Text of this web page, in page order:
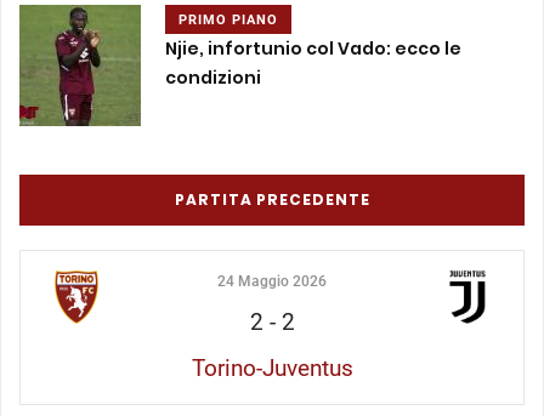
PRIMO PIANO
Njie, infortunio col Vado: ecco le
condizioni
PARTITA PRECEDENTE
24 Maggio 2026
2 - 2
Torino-Juventus